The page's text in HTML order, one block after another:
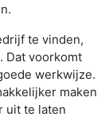
te vinden,
Dat voorkomt
werkwijze.
maken
uit te laten